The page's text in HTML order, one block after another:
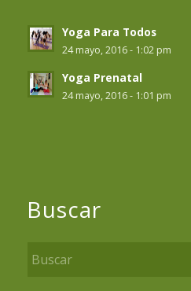
Yoga Para Todos
24 mayo, 2016 - 1:02 pm
Yoga Prenatal
24 mayo, 2016 - 1:01 pm
Buscar